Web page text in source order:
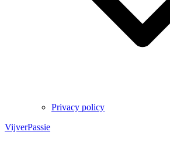
Privacy policy
VijverPassie